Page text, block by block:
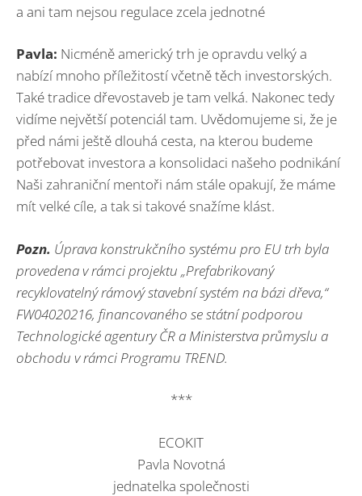
a ani tam nejsou regulace zcela jednotné
Pavla: Nicméně americký trh je opravdu velký a
nabízí mnoho příležitostí včetně těch investorských.
Také tradice dřevostaveb je tam velká. Nakonec tedy
vidíme největší potenciál tam. Uvědomujeme si, že je
před námi ještě dlouhá cesta, na kterou budeme
potřebovat investora a konsolidaci našeho podnikání
Naši zahraniční mentoři nám stále opakují, že máme
mít velké cíle, a tak si takové snažíme klást.
Pozn. Úprava konstrukčního systému pro EU trh byla
provedena v rámci projektu „Prefabrikovaný
recyklovatelný rámový stavební systém na bázi dřeva,“
FW04020216, financovaného se státní podporou
Technologické agentury ČR a Ministerstva průmyslu a
obchodu v rámci Programu TREND.
***
ECOKIT
Pavla Novotná
jednatelka společnosti